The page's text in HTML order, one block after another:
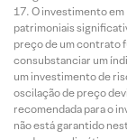
O investimento
patrimoniais
preço de um contrato
consubstanciar um
um investimento de
oscilação de preço
recomendada para o
não está garantido